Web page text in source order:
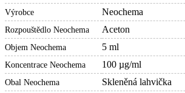
Výrobce Neochema
Rozpouštědlo Neochema Aceton
Objem Neochema 5 ml
Koncentrace Neochema 100 µg/ml
Obal Neochema Skleněná lahvička